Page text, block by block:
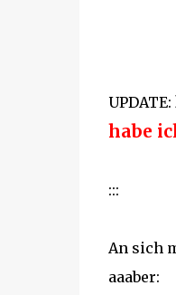
UPDATE:
habe
:::
An sich
aaaber: